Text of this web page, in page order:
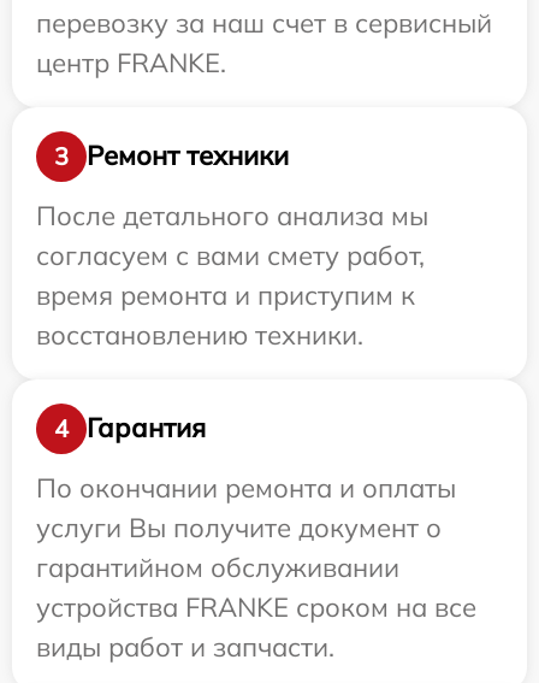
перевозку за наш счет в сервисный
центр FRANKE.
3
Ремонт техники
После детального анализа мы
согласуем с вами смету работ,
время ремонта и приступим к
восстановлению техники.
4
Гарантия
По окончании ремонта и оплаты
услуги Вы получите документ о
гарантийном обслуживании
устройства FRANKE сроком на все
виды работ и запчасти.